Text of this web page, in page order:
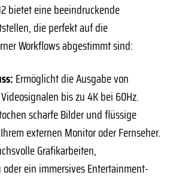
bietet eine beeindruckende
die perfekt auf die
Workflows abgestimmt sind:
Ermöglicht die Ausgabe von
bis zu 4K bei 60Hz.
scharfe Bilder und flüssige
externen Monitor oder Fernseher.
Grafikarbeiten,
ein immersives Entertainment-